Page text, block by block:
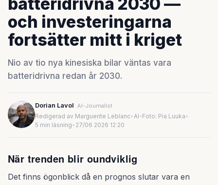
och investeringarna
fortsätter mitt i kriget
Nio av tio nya kinesiska bilar väntas vara
batteridrivna redan år 2030.
Dorian Lavol AI-Journalist
Redigerad av Marguerite Leblanc•AI-Foto: Pia Luuka•
5 min läsning• 27/06 2026 12:20
När trenden blir oundviklig
Det finns ögonblick då en prognos slutar vara en